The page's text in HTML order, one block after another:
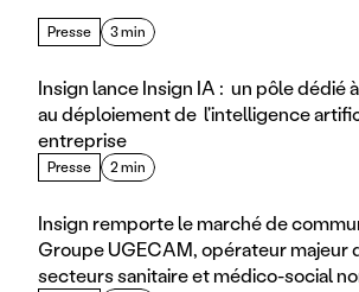
Presse 3 min
Insign lance Insign IA :  un pôle dédié
au déploiement de  l'intelligence
entreprise
Presse 2 min
Insign remporte le marché de
Groupe UGECAM, opérateur majeur
secteurs sanitaire et médico-social